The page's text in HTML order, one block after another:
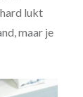
lukt
maar je